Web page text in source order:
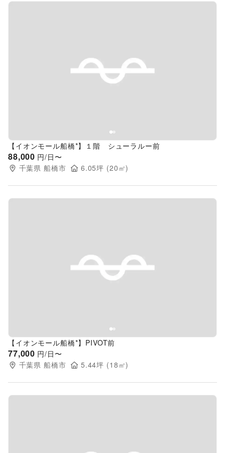
Previous slide
【イオンモール船橋*】１階 シューラルー前
88,000 円/日〜
千葉県 船橋市 6.05坪 (20 ㎡)
Previous slide
【イオンモール船橋*】PIVOT前
77,000 円/日〜
千葉県 船橋市 5.44坪 (18 ㎡)